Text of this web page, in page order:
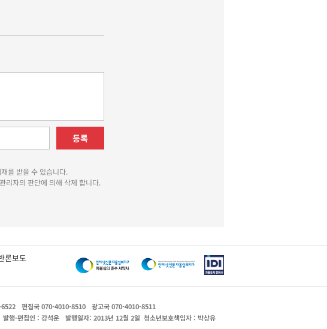
등록
를 받을 수 있습니다.
리자의 판단에 의해 삭제 합니다.
론보도
편집국 070-4010-8510
광고국 070-4010-8511
발행·편집인 : 강석운 발행일자: 2013년 12월 2일 청소년보호책임자 : 박상유